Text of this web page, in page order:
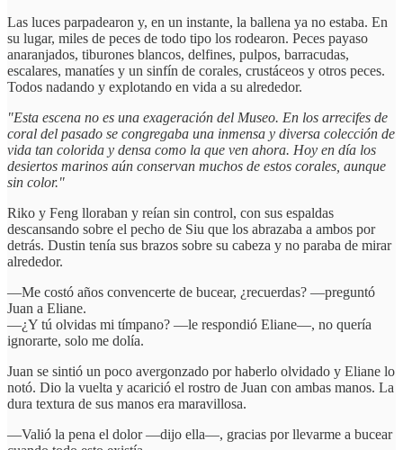
Las luces parpadearon y, en un instante, la ballena ya no estaba. En
su lugar, miles de peces de todo tipo los rodearon. Peces payaso
anaranjados, tiburones blancos, delfines, pulpos, barracudas,
escalares, manatíes y un sinfín de corales, crustáceos y otros peces.
Todos nadando y explotando en vida a su alrededor.
"Esta escena no es una exageración del Museo. En los arrecifes de
coral del pasado se congregaba una inmensa y diversa colección de
vida tan colorida y densa como la que ven ahora. Hoy en día los
desiertos marinos aún conservan muchos de estos corales, aunque
sin color."
Riko y Feng lloraban y reían sin control, con sus espaldas
descansando sobre el pecho de Siu que los abrazaba a ambos por
detrás. Dustin tenía sus brazos sobre su cabeza y no paraba de mirar
alrededor.
—Me costó años convencerte de bucear, ¿recuerdas? —preguntó
Juan a Eliane.
—¿Y tú olvidas mi tímpano? —le respondió Eliane—, no quería
ignorarte, solo me dolía.
Juan se sintió un poco avergonzado por haberlo olvidado y Eliane lo
notó. Dio la vuelta y acarició el rostro de Juan con ambas manos. La
dura textura de sus manos era maravillosa.
—Valió la pena el dolor —dijo ella—, gracias por llevarme a bucear